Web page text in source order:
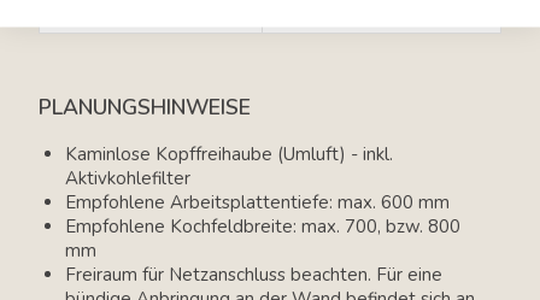
PLANUNGSHINWEISE
Kaminlose Kopffreihaube (Umluft) - inkl.
Aktivkohlefilter
Empfohlene Arbeitsplattentiefe: max. 600 mm
Empfohlene Kochfeldbreite: max. 700, bzw. 800
mm
Freiraum für Netzanschluss beachten. Für eine